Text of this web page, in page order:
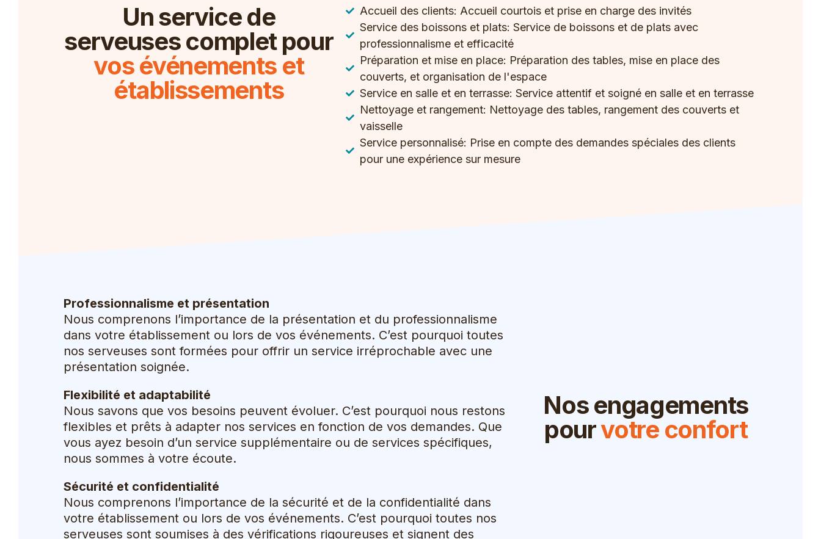
Un service de
serveuses complet pour
vos événements et
établissements
Accueil des clients: Accueil courtois et prise en charge des invités
Service des boissons et plats: Service de boissons et de plats avec
professionnalisme et efficacité
Préparation et mise en place: Préparation des tables, mise en place des
couverts, et organisation de l'espace
Service en salle et en terrasse: Service attentif et soigné en salle et en terrasse
Nettoyage et rangement: Nettoyage des tables, rangement des couverts et
vaisselle
Service personnalisé: Prise en compte des demandes spéciales des clients
pour une expérience sur mesure
Professionnalisme et présentation
Nous comprenons l’importance de la présentation et du professionnalisme
dans votre établissement ou lors de vos événements. C’est pourquoi toutes
nos serveuses sont formées pour offrir un service irréprochable avec une
présentation soignée.
Flexibilité et adaptabilité
Nous savons que vos besoins peuvent évoluer. C’est pourquoi nous restons
flexibles et prêts à adapter nos services en fonction de vos demandes. Que
vous ayez besoin d’un service supplémentaire ou de services spécifiques,
nous sommes à votre écoute.
Sécurité et confidentialité
Nous comprenons l’importance de la sécurité et de la confidentialité dans
votre établissement ou lors de vos événements. C’est pourquoi toutes nos
serveuses sont soumises à des vérifications rigoureuses et signent des
Nos engagements
pourvotre confort